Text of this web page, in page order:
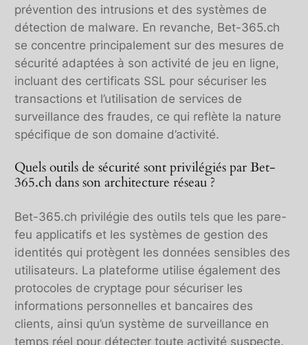
prévention des intrusions et des systèmes de
détection de malware. En revanche, Bet-365.ch
se concentre principalement sur des mesures de
sécurité adaptées à son activité de jeu en ligne,
incluant des certificats SSL pour sécuriser les
transactions et l’utilisation de services de
surveillance des fraudes, ce qui reflète la nature
spécifique de son domaine d’activité.
Quels outils de sécurité sont privilégiés par Bet-
365.ch dans son architecture réseau ?
Bet-365.ch privilégie des outils tels que les pare-
feu applicatifs et les systèmes de gestion des
identités qui protègent les données sensibles des
utilisateurs. La plateforme utilise également des
protocoles de cryptage pour sécuriser les
informations personnelles et bancaires des
clients, ainsi qu’un système de surveillance en
temps réel pour détecter toute activité suspecte.